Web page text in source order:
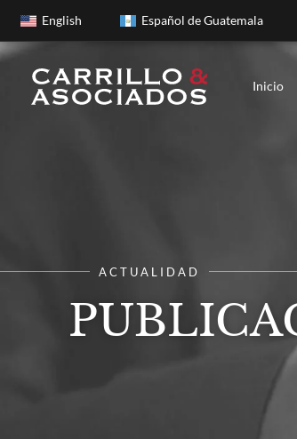
English Español de Guatemala
Inicio
ACTUALIDAD